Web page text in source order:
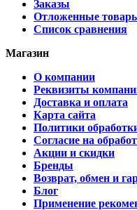
Заказы
Отложенные
Список сравнения
Магазин
О компании
Реквизиты
Доставка и оплата
Карта сайта
Политики
Согласие на
Акции и скидки
Бренды
Возврат, обмен и
Блог
Применение